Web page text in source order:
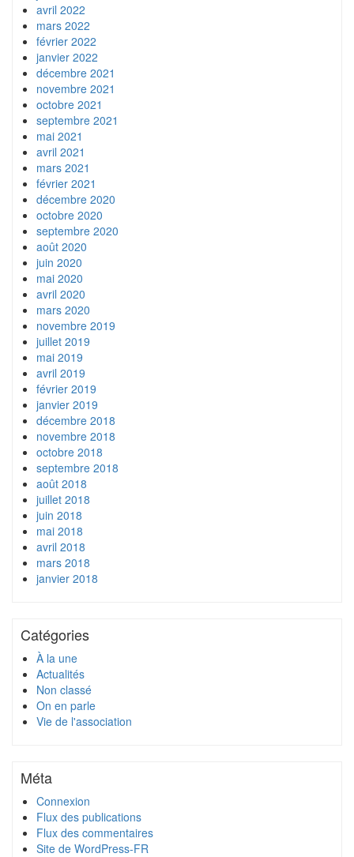
avril 2022
mars 2022
février 2022
janvier 2022
décembre 2021
novembre 2021
octobre 2021
septembre 2021
mai 2021
avril 2021
mars 2021
février 2021
décembre 2020
octobre 2020
septembre 2020
août 2020
juin 2020
mai 2020
avril 2020
mars 2020
novembre 2019
juillet 2019
mai 2019
avril 2019
février 2019
janvier 2019
décembre 2018
novembre 2018
octobre 2018
septembre 2018
août 2018
juillet 2018
juin 2018
mai 2018
avril 2018
mars 2018
janvier 2018
Catégories
À la une
Actualités
Non classé
On en parle
Vie de l'association
Méta
Connexion
Flux des publications
Flux des commentaires
Site de WordPress-FR